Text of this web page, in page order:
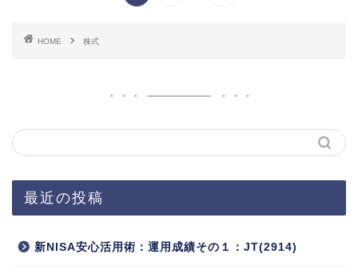
HOME 株式
最近の投稿
新NISA安心活用術：運用成績その１：JT(2914)